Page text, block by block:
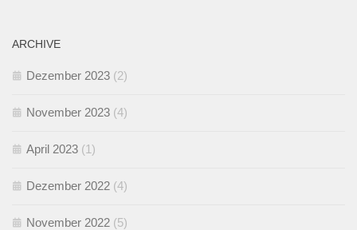
ARCHIVE
Dezember 2023 (2)
November 2023 (4)
April 2023 (1)
Dezember 2022 (4)
November 2022 (5)